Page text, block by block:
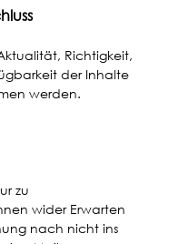
Richtigkeit,
der Inhalte
werden.
zu
wider Erwarten
nach nicht ins